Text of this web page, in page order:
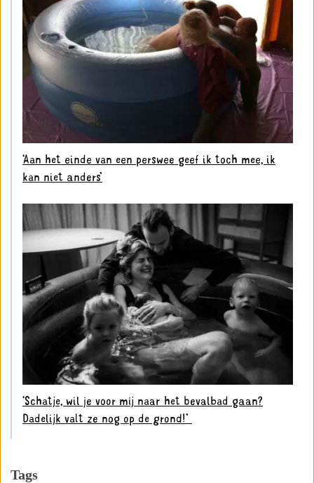
‘Aan het einde van een perswee geef ik toch mee, ik
kan niet anders’
‘Schatje, wil je voor mij naar het bevalbad gaan?
Dadelijk valt ze nog op de grond!’ ⁣
Tags